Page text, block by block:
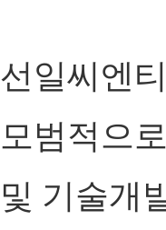
선일씨엔
모범적으
및 기술개